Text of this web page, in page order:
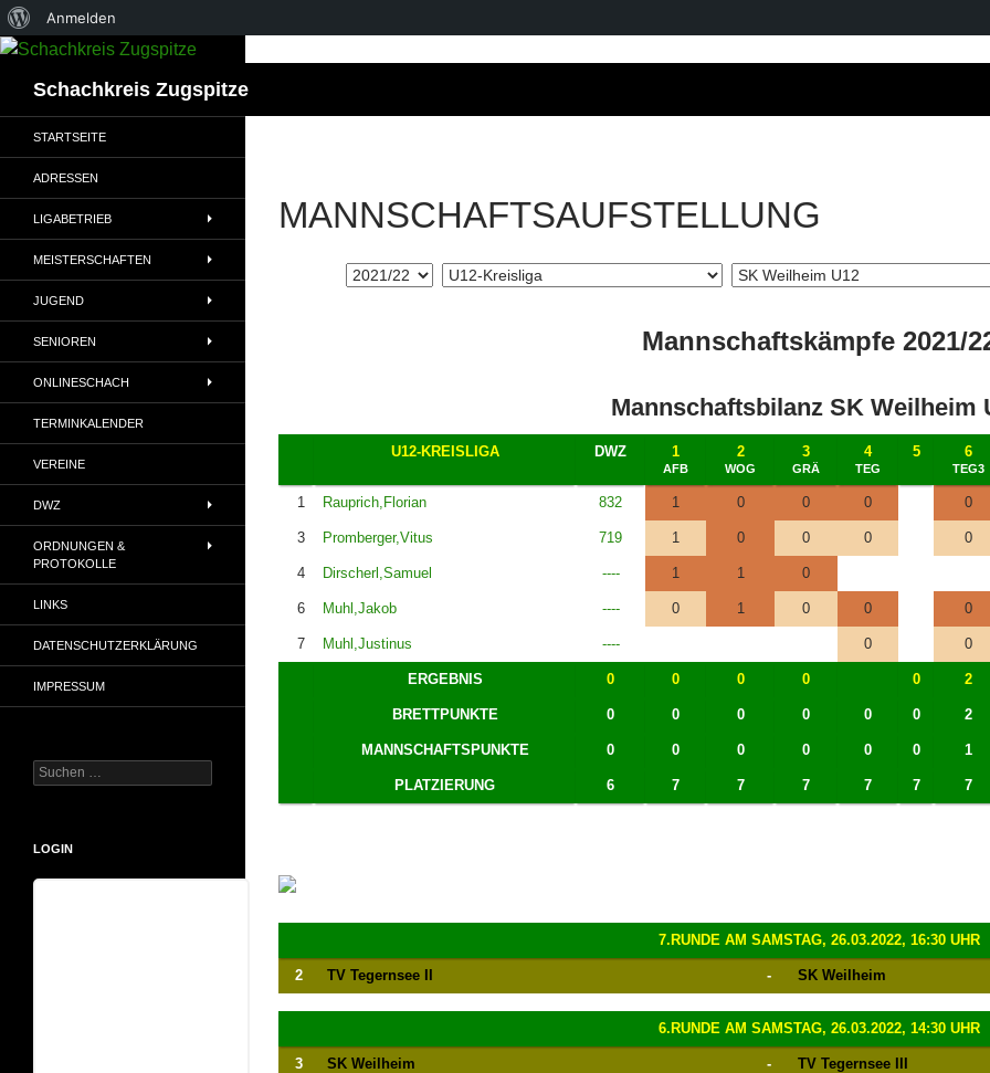
Über
WordPress
Anmelden
Schachkreis Zugspitze
MANNSCHAFTSAUFSTELLUNG
Mannschaftskämpfe 2021/
Mannschaftsbilanz SK Weilheim
U12-KREISLIGA DWZ 1
AFB
2
WOG
3
GRÄ
4
TEG
5 6
TEG3
1 Rauprich,Florian 832 1 0 0 0 0
3 Promberger,Vitus 719 1 0 0 0 0
4 Dirscherl,Samuel ---- 1 1 0
6 Muhl,Jakob ---- 0 1 0 0 0
7 Muhl,Justinus ---- 0 0
ERGEBNIS 0 0 0 0 0 2
BRETTPUNKTE 0 0 0 0 0 0 2
MANNSCHAFTSPUNKTE 0 0 0 0 0 0 1
PLATZIERUNG 6 7 7 7 7 7 7
7.RUNDE AM SAMSTAG, 26.03.2022, 16:30 UHR
2 TV Tegernsee II - SK Weilheim
6.RUNDE AM SAMSTAG, 26.03.2022, 14:30 UHR
3 SK Weilheim - TV Tegernsee III
STARTSEITE
ADRESSEN
LIGABETRIEB
MEISTERSCHAFTEN
JUGEND
SENIOREN
ONLINESCHACH
TERMINKALENDER
VEREINE
DWZ
ORDNUNGEN &
PROTOKOLLE
LINKS
DATENSCHUTZERKLÄRUNG
IMPRESSUM
Suchen
nach:
LOGIN